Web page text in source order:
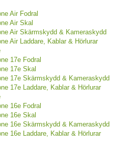
Air Fodral
Air Skal
Air Skärmskydd & Kameraskydd
Air Laddare, Kablar & Hörlurar
17e Fodral
17e Skal
17e Skärmskydd & Kameraskydd
17e Laddare, Kablar & Hörlurar
16e Fodral
16e Skal
16e Skärmskydd & Kameraskydd
16e Laddare, Kablar & Hörlurar